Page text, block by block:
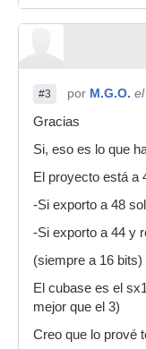
#3 por M.G.O.
Gracias
Si, eso es lo que
El proyecto está a
-Si exporto a 48
-Si exporto a 44 y
(siempre a 16 bits)
El cubase es el
mejor que el 3)
Creo que lo prové